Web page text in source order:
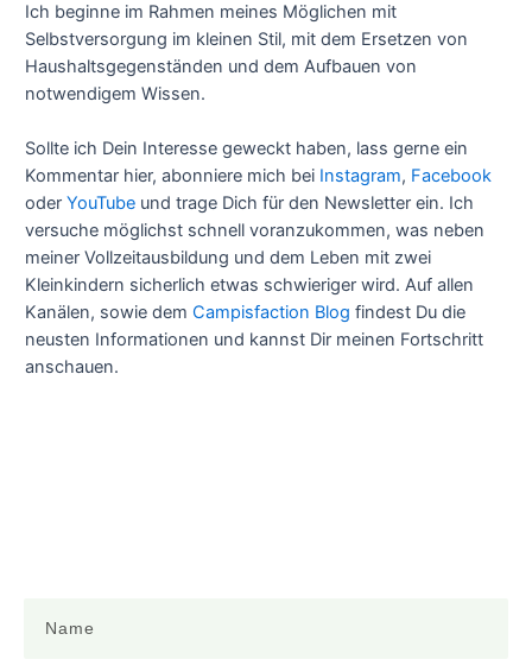
Ich beginne im Rahmen meines Möglichen mit
Selbstversorgung im kleinen Stil, mit dem Ersetzen von
Haushaltsgegenständen und dem Aufbauen von
notwendigem Wissen.
Sollte ich Dein Interesse geweckt haben, lass gerne ein
Kommentar hier, abonniere mich bei Instagram, Facebook
oder YouTube und trage Dich für den Newsletter ein. Ich
versuche möglichst schnell voranzukommen, was neben
meiner Vollzeitausbildung und dem Leben mit zwei
Kleinkindern sicherlich etwas schwieriger wird. Auf allen
Kanälen, sowie dem Campisfaction Blog findest Du die
neusten Informationen und kannst Dir meinen Fortschritt
anschauen.